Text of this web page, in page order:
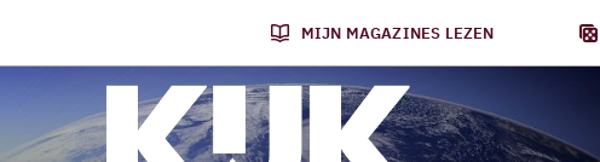
MIJN MAGAZINES LEZEN